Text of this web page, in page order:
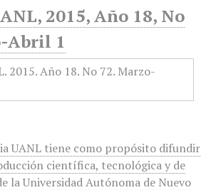
2015, Año 18, No
Abril 1
UANL tiene como propósito difundir
científica, tecnológica y de
la Universidad Autónoma de Nuevo